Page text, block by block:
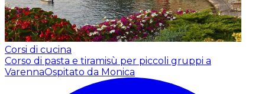
Corsi di cucina
Corso di pasta e tiramisù per piccoli gruppi a
VarennaOspitato da Monica